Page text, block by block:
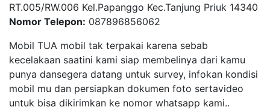
RT.005/RW.006 Kel.Papanggo Kec.Tanjung Priuk 14340
Nomor Telepon: 087896856062
Mobil TUA mobil tak terpakai karena sebab
kecelakaan saatini kami siap membelinya dari kamu
punya dansegera datang untuk survey, infokan kondisi
mobil mu dan persiapkan dokumen foto sertavideo
untuk bisa dikirimkan ke nomor whatsapp kami..